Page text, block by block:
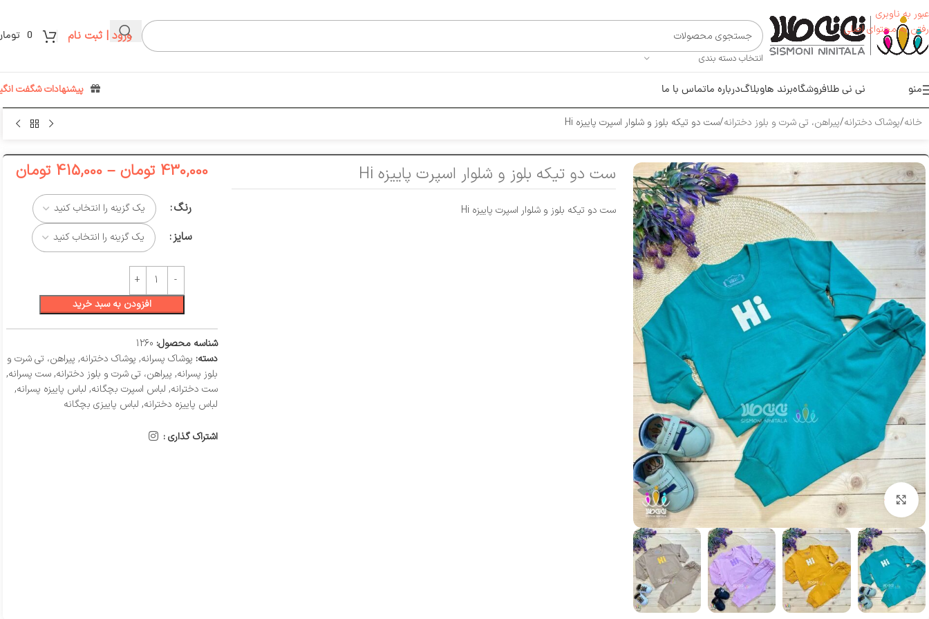
عبور به ناوبری
رفتن به محتوای اصلی
انتخاب دسته بندی
ورود | ثبت نام 0
منو نی نی طلافروشگاهبرند هاوبلاگدرباره ماتماس با ما پیشنهادات شگفت
خانه پوشاک دخترانه پیراهن، تی شرت و بلوز دخترانه ست دو تیکه بلوز و شلوار اسپرت پاییزه Hi
بزرگنمایی تصویر
ست دو تیکه بلوز و شلوار اسپرت پاییزه Hi
ست دو تیکه بلوز و شلوار اسپرت پاییزه Hi
430,000 تومان –
415,000 تومان
رنگ
سایز
افزودن به سبد خرید
شناسه محصول: 1260
دسته: پوشاک پسرانه, پوشاک دخترانه, پیراهن، تی شرت و
بلوز پسرانه, پیراهن، تی شرت و بلوز دخترانه,ست پسرانه,
ست دخترانه, لباس اسپرت بچگانه, لباس پاییزه پسرانه,
لباس پاییزه دخترانه, لباس پاییزی بچگانه
اشتراک گذاری :